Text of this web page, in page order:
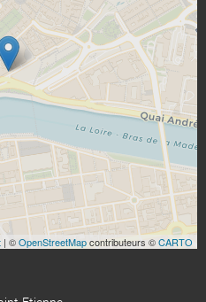
| ©OpenStreetMapcontributeurs ©CARTO